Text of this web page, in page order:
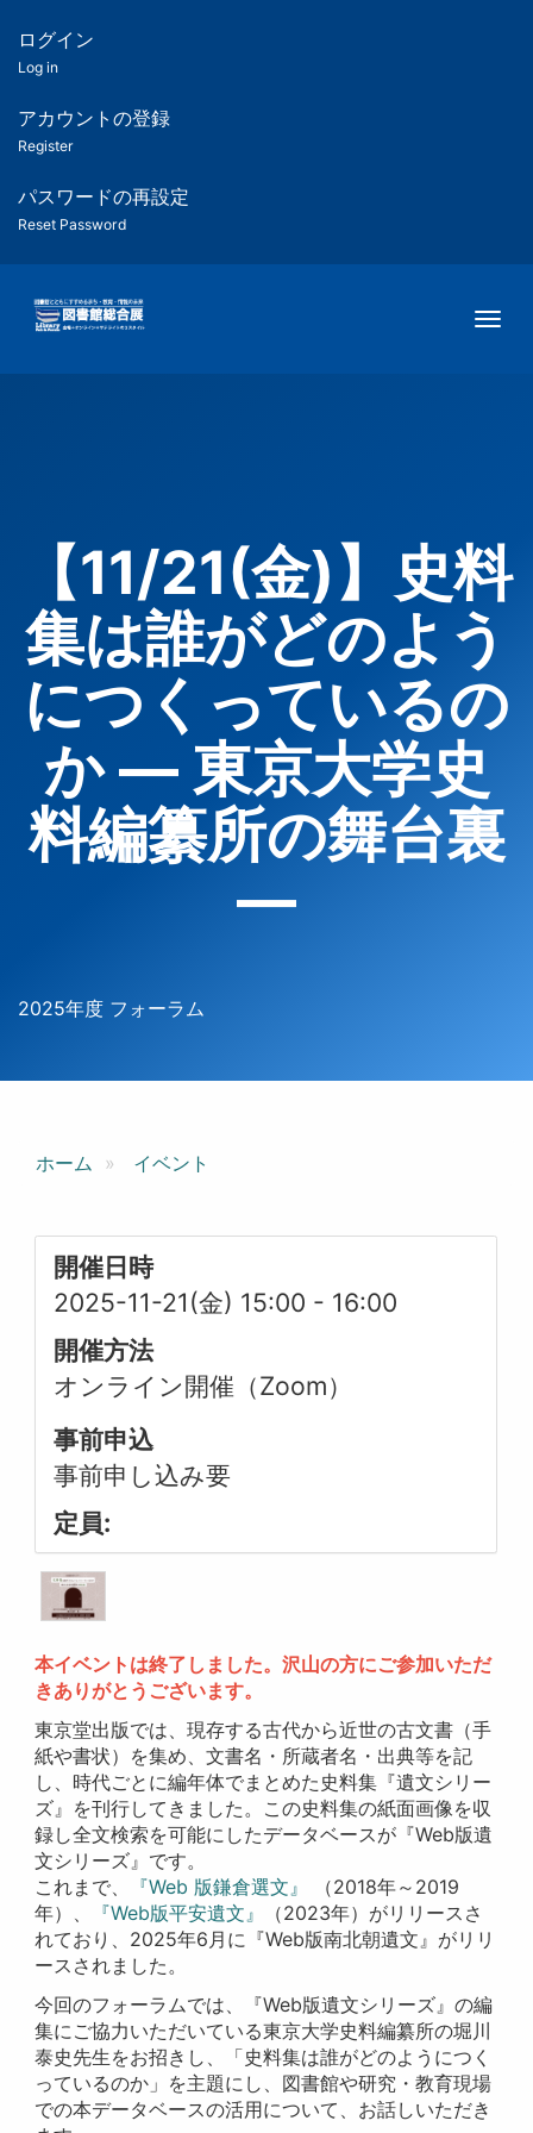
ツ
匿
名
ユ
ー
ー
用
メ
ー
ログイン
Log in
アカウントの登録
Register
パスワードの再設定
Reset Password
【11/21(金)】史料
集は誰がどのよう
につくっているの
か ― 東京大学史
料編纂所の舞台裏
―
2025年度 フォーラム
ホーム イベント
開催日時
2025-11-21(金) 15:00 - 16:00
開催方法
オンライン開催（Zoom）
事前申込
事前申し込み要
定員:
本イベントは終了しました。沢山の方にご参加いただ
きありがとうございます。
東京堂出版では、現存する古代から近世の古文書（手
紙や書状）を集め、文書名・所蔵者名・出典等を記
し、時代ごとに編年体でまとめた史料集『遺文シリー
ズ』を刊行してきました。この史料集の紙面画像を収
録し全文検索を可能にしたデータベースが『Web版遺
文シリーズ』です。
これまで、
『Web 版鎌倉選文』
（2018年～2019
年）、
『Web版平安遺文』
（2023年）がリリースさ
れており、2025年6月に『Web版南北朝遺文』がリリ
ースされました。
今回のフォーラムでは、『Web版遺文シリーズ』の編
集にご協力いただいている東京大学史料編纂所の堀川
泰史先生をお招きし、「史料集は誰がどのようにつく
っているのか」を主題にし、図書館や研究・教育現場
での本データベースの活用について、お話しいただき